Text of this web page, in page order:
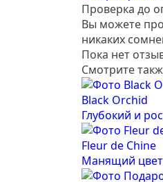
Проверка до
Вы можете
никаких
Пока нет
Смотрите
Black Orchid
Глубокий и
Fleur de Chine
Манящий